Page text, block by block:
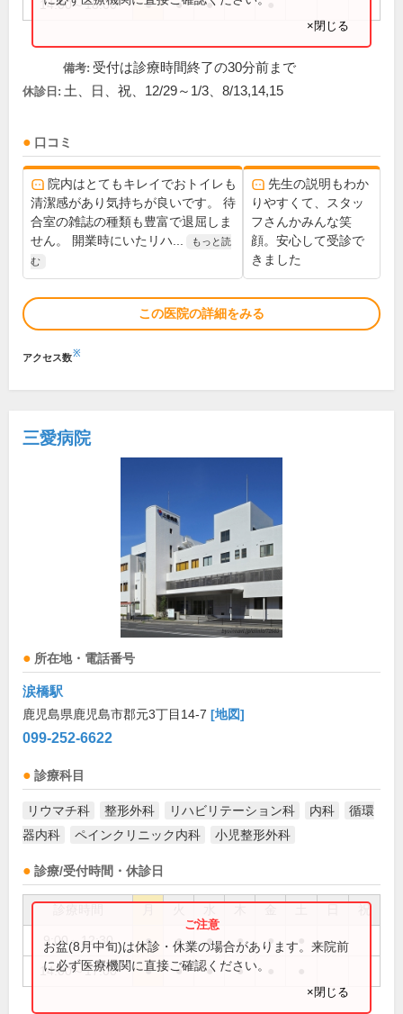
14:00～18:00 ● ● ●
×閉じる
備考: 受付は診療時間終了の30分前まで
休診日: 土、日、祝、12/29～1/3、8/13,14,15
口コミ
院内はとてもキレイでおトイレも
清潔感があり気持ちが良いです。 待
合室の雑誌の種類も豊富で退屈しま
せん。 開業時にいたリハ...
もっと読
む
先生の説明もわか
りやすくて、スタッ
フさんかみんな笑
顔。安心して受診で
きました
この医院の詳細をみる
アクセス数※
三愛病院
所在地・電話番号
涙橋駅
鹿児島県鹿児島市郡元3丁目14-7 [地図]
099-252-6622
診療科目
リウマチ科 整形外科 リハビリテーション科 内科
循環
器内科
ペインクリニック内科 小児整形外科
診療/受付時間・休診日
祝
9:00～12:30 ● ● ● ● ●
14:00～17:00 ● ● ● ●
お盆(8月中旬)は休診・休業の場合があります。来院前
に必ず医療機関に直接ご確認ください。
×閉じる